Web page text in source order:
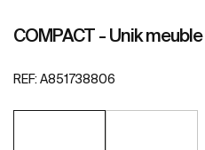
COMPACT - Unik
REF: A851738806